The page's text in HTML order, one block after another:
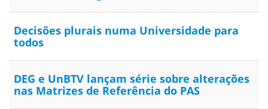
Decisões plurais numa Universidade para
todos
DEG e UnBTV lançam série sobre alterações
nas Matrizes de Referência do PAS